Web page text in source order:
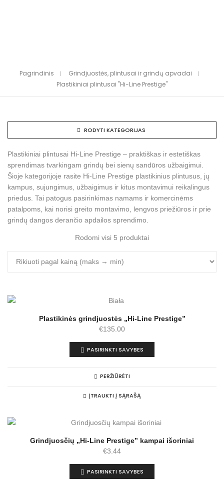
Pagrindinis
Grindjuostės, plintusai ir grindų apvadai
Plastikiniai plintusai "Hi-Line Prestige"
RODYTI KATEGORIJAS
Plastikiniai plintusai Hi-Line Prestige – praktiškas ir estetiškas
sprendimas tvarkingam grindų bei sienų sandūros užbaigimui.
Šioje kategorijoje rasite Hi-Line Prestige plastikinius plintusus, jų
kampus, sujungimus, užbaigimus ir kitus montavimui reikalingus
priedus. Tai patogus pasirinkimas namams ir komercinėms
patalpoms, kai norisi greito montavimo, lengvos priežiūros ir prie
grindų dangos derančio apdailos sprendimo.
Rodomi visi 5 produktai
Plastikinės grindjuostės „Hi-Line Prestige”
€135.00
PASIRINKTI SAVYBES
PERŽIŪRĖTI
ĮTRAUKTI Į SĄRAŠĄ
Grindjuosčių „Hi-Line Prestige” kampai išoriniai
€3.44
PASIRINKTI SAVYBES